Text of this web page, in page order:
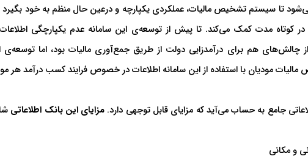
تا سیستم تشخیص مالیات، عملکردی یکپارچه و درعین حال منظم به خود بگیرد
در کوتاه مدت کمک می‌کند. تا پیش از توسعه‌ی این سامانه عدم یکپارچگی
هم برای درآمدزایی دولت از طریق جمع‌آوری مالیات بود، اما توسعه‌ی
مودیان با استفاده از این سامانه اطلاعات در خصوص فرایند کسب درآمد هر
جامع به حساب می‌آید که مزایای قابل توجهی دارد. مزایای این بانک اطلاعاتی
و مکانی